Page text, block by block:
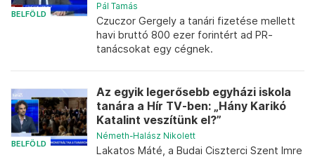
BELFÖLD
Pál Tamás
Czuczor Gergely a tanári fizetése mellett
havi bruttó 800 ezer forintért ad PR-
tanácsokat egy cégnek.
BELFÖLD
Az egyik legerősebb egyházi iskola
tanára a Hír TV-ben: „Hány Karikó
Katalint veszítünk el?”
Németh-Halász Nikolett
Lakatos Máté, a Budai Ciszterci Szent Imre